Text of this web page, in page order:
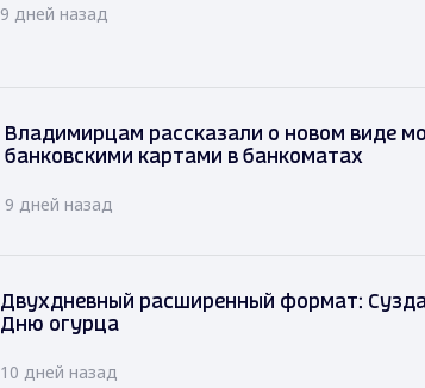
9 дней назад
Владимирцам рассказали о новом виде
банковскими картами в банкоматах
9 дней назад
Двухдневный расширенный формат:
Дню огурца
10 дней назад